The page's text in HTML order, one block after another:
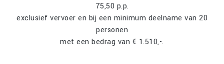
75,50 p.p.
exclusief vervoer en bij een minimum deelname van 20
personen
met een bedrag van € 1.510,-.